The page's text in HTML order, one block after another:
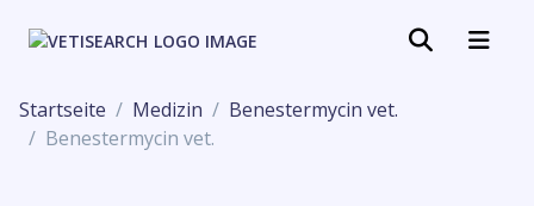
Startseite Medizin
Benestermycin vet.
Benestermycin vet.